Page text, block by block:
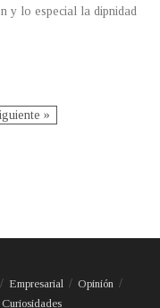
y lo especial la dipnidad
»
Empresarial
Opinión
Curiosidades